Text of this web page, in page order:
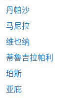
丹帕沙
马尼拉
维也纳
蒂魯吉拉帕利
珀斯
亚庇